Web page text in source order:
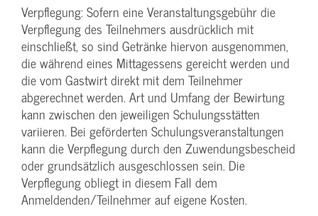
Verpflegung: Sofern eine Veranstaltungs­gebühr die
Verpflegung des Teilnehmers ausdrücklich mit
einschließt, so sind Getränke hiervon ausgenommen,
die während eines Mittagessens gereicht werden und
die vom Gastwirt direkt mit dem Teilnehmer
abgerechnet werden. Art und Umfang der Bewirtung
kann zwischen den jeweiligen Schulungsstätten
variieren. Bei geförderten Schulungs­veranstaltungen
kann die Verpflegung durch den Zuwendungs­bescheid
oder grundsätzlich ausgeschlossen sein. Die
Verpflegung obliegt in diesem Fall dem
Anmeldenden/­Teilnehmer auf eigene Kosten.